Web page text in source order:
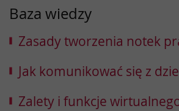
Baza wiedzy
Zasady tworzenia notek
Jak komunikować się z
Zalety i funkcje